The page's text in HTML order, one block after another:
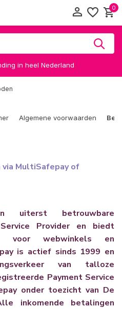
0
in heel Nederland
Algemene voorwaarden
MultiSafepay of
uiterst betrouwbare
Provider en biedt
voor webwinkels en
is actief sinds 1999 en
van talloze
Payment Service
onder toezicht van De
inkomende betalingen